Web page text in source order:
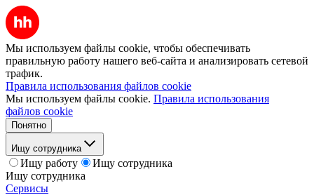
Мы используем файлы cookie, чтобы обеспечивать
правильную работу нашего веб-сайта и анализировать сетевой
трафик.
Правила использования файлов cookie
Мы используем файлы cookie. Правила использования
файлов cookie
Понятно
Ищу сотрудника
Ищу работу
Ищу сотрудника
Ищу сотрудника
Сервисы